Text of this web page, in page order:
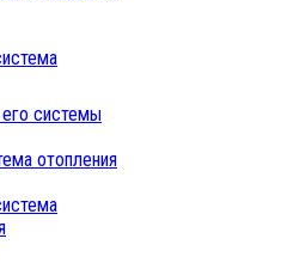
системы
отопления